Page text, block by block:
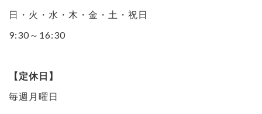
日・火・水・木・金・土・祝日
9:30～16:30
【定休日】
毎週月曜日